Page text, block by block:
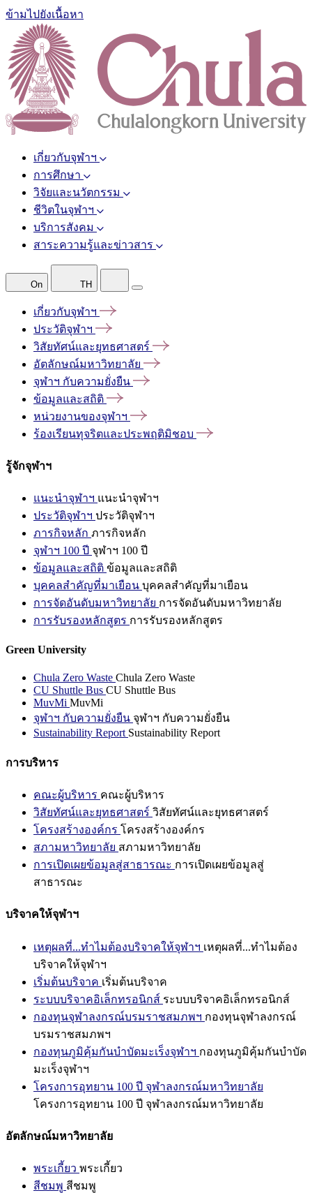
ข้ามไปยังเนื้อหา
เกี่ยวกับจุฬาฯ
การศึกษา
วิจัยและนวัตกรรม
ชีวิตในจุฬาฯ
บริการสังคม
สาระความรู้และข่าวสาร
On TH
เกี่ยวกับจุฬาฯ
ประวัติจุฬาฯ
วิสัยทัศน์และยุทธศาสตร์
อัตลักษณ์มหาวิทยาลัย
จุฬาฯ กับความยั่งยืน
ข้อมูลและสถิติ
หน่วยงานของจุฬาฯ
ร้องเรียนทุจริตและประพฤติมิชอบ
รู้จักจุฬาฯ
แนะนำจุฬาฯ แนะนำจุฬาฯ
ประวัติจุฬาฯ ประวัติจุฬาฯ
ภารกิจหลัก ภารกิจหลัก
จุฬาฯ 100 ปี จุฬาฯ 100 ปี
ข้อมูลและสถิติ ข้อมูลและสถิติ
บุคคลสำคัญที่มาเยือน บุคคลสำคัญที่มาเยือน
การจัดอันดับมหาวิทยาลัย การจัดอันดับมหาวิทยาลัย
การรับรองหลักสูตร การรับรองหลักสูตร
Green University
Chula Zero Waste Chula Zero Waste
CU Shuttle Bus CU Shuttle Bus
MuvMi MuvMi
จุฬาฯ กับความยั่งยืน จุฬาฯ กับความยั่งยืน
Sustainability Report Sustainability Report
การบริหาร
คณะผู้บริหาร คณะผู้บริหาร
วิสัยทัศน์และยุทธศาสตร์ วิสัยทัศน์และยุทธศาสตร์
โครงสร้างองค์กร โครงสร้างองค์กร
สภามหาวิทยาลัย สภามหาวิทยาลัย
การเปิดเผยข้อมูลสู่สาธารณะ การเปิดเผยข้อมูลสู่
สาธารณะ
บริจาคให้จุฬาฯ
เหตุผลที่...ทำไมต้องบริจาคให้จุฬาฯ เหตุผลที่...ทำไมต้อง
บริจาคให้จุฬาฯ
เริ่มต้นบริจาค เริ่มต้นบริจาค
ระบบบริจาคอิเล็กทรอนิกส์ ระบบบริจาคอิเล็กทรอนิกส์
กองทุนจุฬาลงกรณ์บรมราชสมภพฯ กองทุนจุฬาลงกรณ์
บรมราชสมภพฯ
กองทุนภูมิคุ้มกันบำบัดมะเร็งจุฬาฯ กองทุนภูมิคุ้มกันบำบัด
มะเร็งจุฬาฯ
โครงการอุทยาน 100 ปี จุฬาลงกรณ์มหาวิทยาลัย
โครงการอุทยาน 100 ปี จุฬาลงกรณ์มหาวิทยาลัย
อัตลักษณ์มหาวิทยาลัย
พระเกี้ยว พระเกี้ยว
สีชมพู สีชมพู